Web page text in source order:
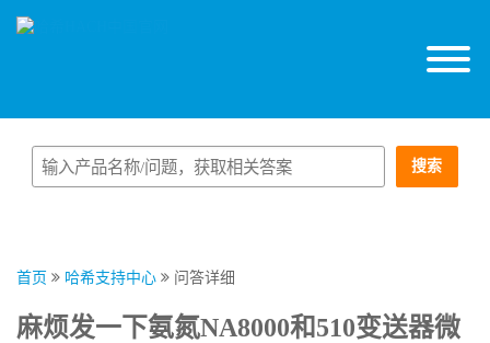
搜索
首页 哈希支持中心 问答详细
麻烦发一下氨氮NA8000和510变送器微